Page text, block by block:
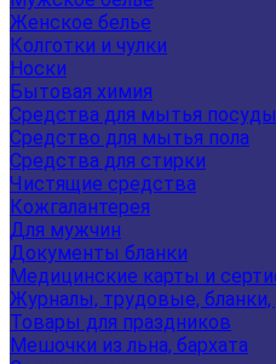
Женское белье
Колготки и чулки
Носки
Бытовая химия
Средства для мытья посуды
Средство для мытья пола
Средства для стирки
Чистящие средства
Кожгалантерея
Для мужчин
Документы бланки
Медицинские карты и
Журналы, трудовые, бланки,
Товары для праздников
Мешочки из льна, бархата